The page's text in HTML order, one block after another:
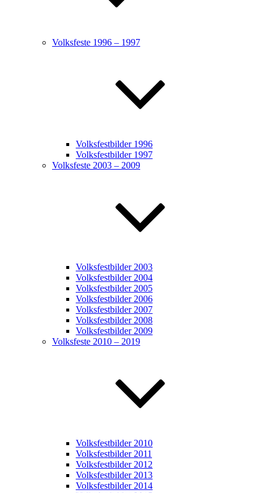
Volksfeste 1996 – 1997
Volksfestbilder 1996
Volksfestbilder 1997
Volksfeste 2003 – 2009
Volksfestbilder 2003
Volksfestbilder 2004
Volksfestbilder 2005
Volksfestbilder 2006
Volksfestbilder 2007
Volksfestbilder 2008
Volksfestbilder 2009
Volksfeste 2010 – 2019
Volksfestbilder 2010
Volksfestbilder 2011
Volksfestbilder 2012
Volksfestbilder 2013
Volksfestbilder 2014